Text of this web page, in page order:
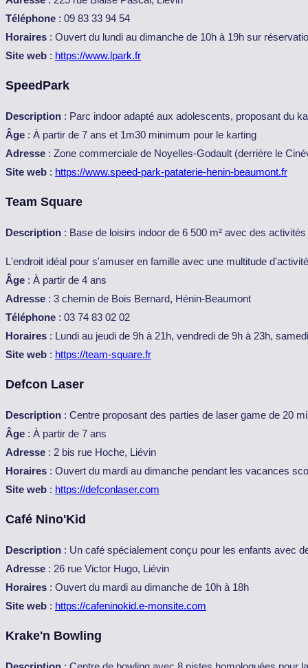
Téléphone : 09 83 33 94 54
Horaires : Ouvert du lundi au dimanche de 10h à 19h sur
Site web : https://www.lpark.fr
SpeedPark
Description : Parc indoor adapté aux adolescents, proposant du
Âge : À partir de 7 ans et 1m30 minimum pour le karting
Adresse : Zone commerciale de Noyelles-Godault (derrière le
Site web : https://www.speed-park-pataterie-henin-beaumont.fr
Team Square
Description : Base de loisirs indoor de 6 500 m² avec des
L'endroit idéal pour s'amuser en famille avec une multitude
Âge : À partir de 4 ans
Adresse : 3 chemin de Bois Bernard, Hénin-Beaumont
Téléphone : 03 74 83 02 02
Horaires : Lundi au jeudi de 9h à 21h, vendredi de 9h à 23h,
Site web : https://team-square.fr
Defcon Laser
Description : Centre proposant des parties de laser game de 20
Âge : À partir de 7 ans
Adresse : 2 bis rue Hoche, Liévin
Horaires : Ouvert du mardi au dimanche pendant les vacances
Site web : https://defconlaser.com
Café Nino'Kid
Description : Un café spécialement conçu pour les enfants avec
Adresse : 26 rue Victor Hugo, Liévin
Horaires : Ouvert du mardi au dimanche de 10h à 18h
Site web : https://cafeninokid.e-monsite.com
Krake'n Bowling